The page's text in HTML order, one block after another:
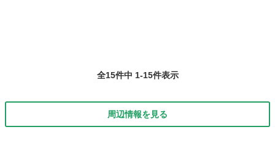
全15件中 1-15件表示
周辺情報を見る